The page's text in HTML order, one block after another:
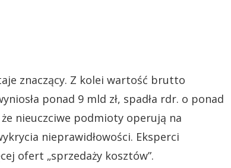
znaczący. Z kolei wartość brutto
ponad 9 mld zł, spadła rdr. o ponad
nieuczciwe podmioty operują na
nieprawidłowości. Eksperci
ofert „sprzedaży kosztów”.